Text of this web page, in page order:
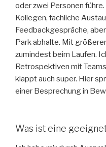
oder zwei Personen
Kollegen, fachliche
Feedbackgespräche,
Park abhalte. Mit
zumindest beim Laufen.
Retrospektiven mit
klappt auch super. Hier
einer Besprechung in
Was ist eine